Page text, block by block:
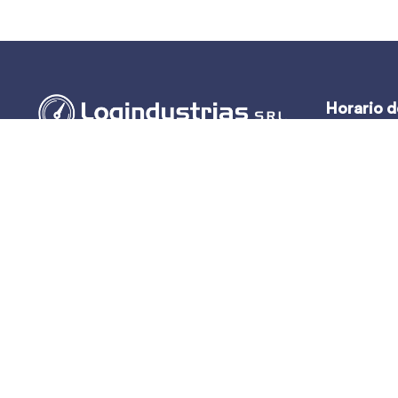
Horario